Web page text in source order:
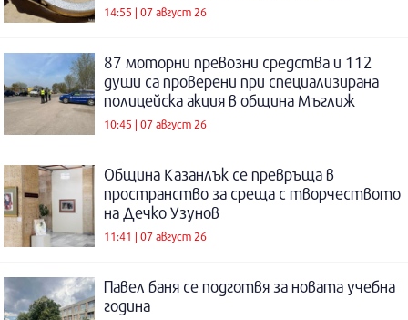
14:55 | 07 август 26
87 моторни превозни средства и 112
души са проверени при специализирана
полицейска акция в община Мъглиж
10:45 | 07 август 26
Община Казанлък се превръща в
пространство за среща с творчеството
на Дечко Узунов
11:41 | 07 август 26
Павел баня се подготвя за новата учебна
година